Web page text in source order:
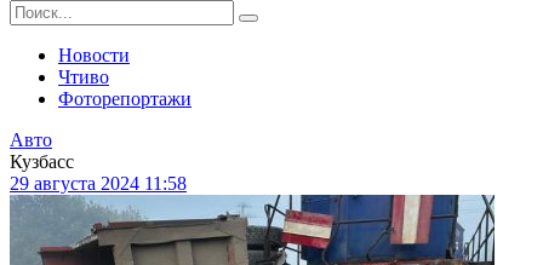
Новости
Чтиво
Фоторепортажи
Авто
Кузбасс
29 августа 2024 11:58